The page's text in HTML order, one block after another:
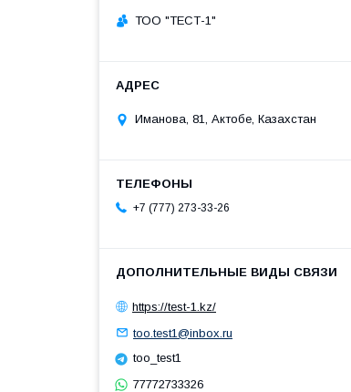
ТОО "ТЕСТ-1"
Иманова, 81, Актобе, Казахстан
+7 (777) 273-33-26
https://test-1.kz/
too.test1@inbox.ru
too_test1
77772733326